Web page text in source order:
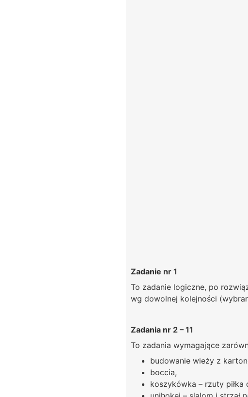
Zadanie nr 1
To zadanie logiczne, po
wg dowolnej kolejności
Zadania nr 2 – 11
To zadania wymagające
budowanie wieży z
boccia,
koszykówka – rzuty piłka